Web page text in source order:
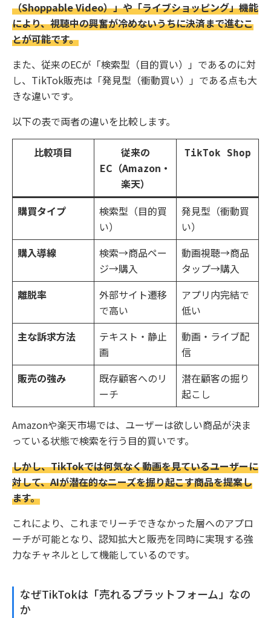
（Shoppable Video）」や「ライブショッピング」機能
により、視聴中の興奮が冷めないうちに決済まで進むこ
とが可能です。
また、従来のECが「検索型（目的買い）」であるのに対
し、TikTok販売は「発見型（衝動買い）」である点も大
きな違いです。
以下の表で両者の違いを比較します。
比較項目
従来の
EC（Amazon・
楽天）
TikTok Shop
購買タイプ
検索型（目的買
い）
発見型（衝動買
い）
購入導線
検索→商品ペー
ジ→購入
動画視聴→商品
タップ→購入
離脱率
外部サイト遷移
で高い
アプリ内完結で
低い
主な訴求方法
テキスト・静止
画
動画・ライブ配
信
販売の強み
既存顧客へのリ
ーチ
潜在顧客の掘り
起こし
Amazonや楽天市場では、ユーザーは欲しい商品が決ま
っている状態で検索を行う目的買いです。
しかし、TikTokでは何気なく動画を見ているユーザーに
対して、AIが潜在的なニーズを掘り起こす商品を提案し
ます。
これにより、これまでリーチできなかった層へのアプロ
ーチが可能となり、認知拡大と販売を同時に実現する強
力なチャネルとして機能しているのです。
なぜTikTokは「売れるプラットフォーム」なの
か